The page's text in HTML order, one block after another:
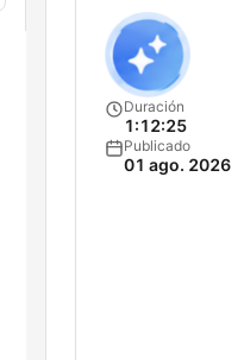
Duración
1:12:25
Publicado
01 ago. 2026